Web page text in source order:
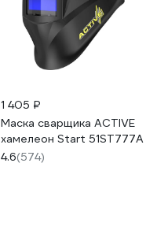
1 405 ₽
Маска сварщика ACTIVE
хамелеон Start 51ST777A
4.6(574)